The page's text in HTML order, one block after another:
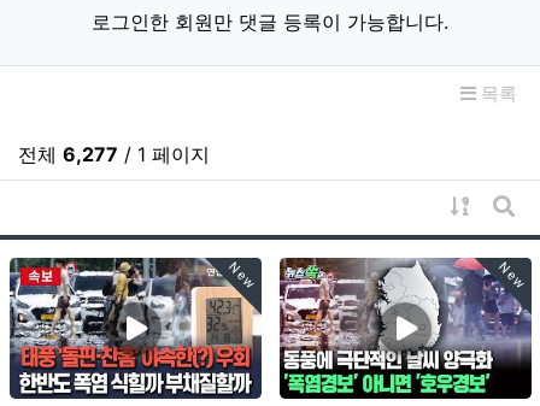
로그인한 회원만 댓글 등록이 가능합니다.
목록
전체 6,277 / 1 페이지
게시물
게
New New